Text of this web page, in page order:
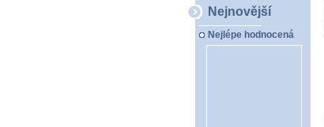
Nejnovější
Nejlépe hodnocená